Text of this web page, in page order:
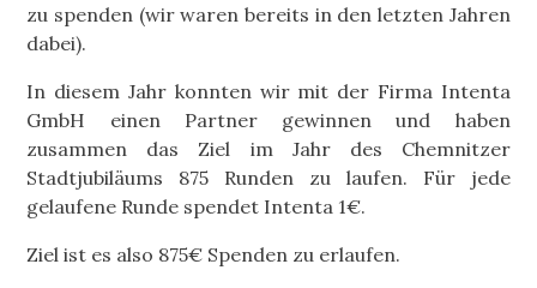
zu spenden (wir waren bereits in den letzten Jahren
dabei).
In diesem Jahr konnten wir mit der Firma Intenta
GmbH einen Partner gewinnen und haben
zusammen das Ziel im Jahr des Chemnitzer
Stadtjubiläums 875 Runden zu laufen. Für jede
gelaufene Runde spendet Intenta 1€.
Ziel ist es also 875€ Spenden zu erlaufen.